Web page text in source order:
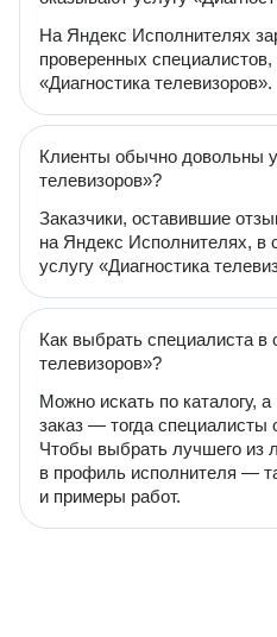
На Яндекс Исполнителях
проверенных
«Диагностика телевизоров».
Клиенты обычно довольны
телевизоров»?
Заказчики, оставившие
на Яндекс Исполнителях, в
услугу «Диагностика
Как выбрать специалиста в
телевизоров»?
Можно искать по каталогу,
заказ — тогда специалисты
Чтобы выбрать лучшего из
в профиль исполнителя —
и примеры работ.